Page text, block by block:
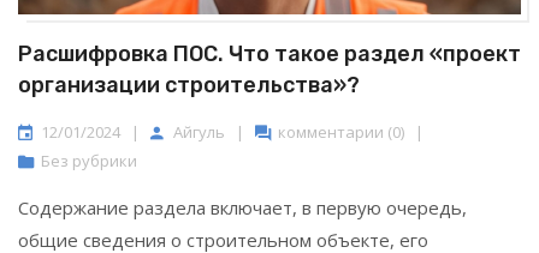
Расшифровка ПОС. Что такое раздел «проект
организации строительства»?
12/01/2024 | Айгуль | комментарии (0)
|
Без рубрики
Содержание раздела включает, в первую очередь,
общие сведения о строительном объекте, его